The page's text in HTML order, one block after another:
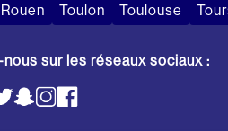
Rouen Toulon Toulouse
sur les réseaux sociaux :